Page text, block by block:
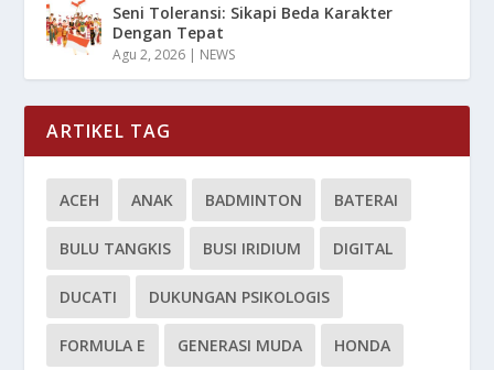
Seni Toleransi: Sikapi Beda Karakter
Dengan Tepat
Agu 2, 2026 | NEWS
ARTIKEL TAG
ACEH ANAK BADMINTON BATERAI
BULU TANGKIS BUSI IRIDIUM DIGITAL
DUCATI DUKUNGAN PSIKOLOGIS
FORMULA E GENERASI MUDA HONDA